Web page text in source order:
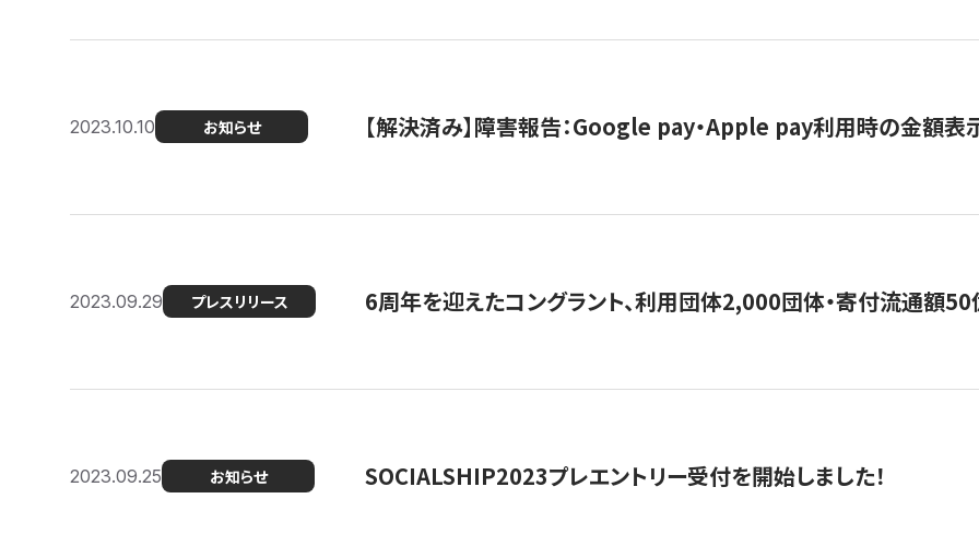
2023.10.10 お知らせ 【解決済み】障害報告：Google pay・Apple pay利用時の金額表
2023.09.29 プレスリリース 6周年を迎えたコングラント、利用団体2,000団体・寄付流通額50
2023.09.25 お知らせ SOCIALSHIP2023プレエントリー受付を開始しました！